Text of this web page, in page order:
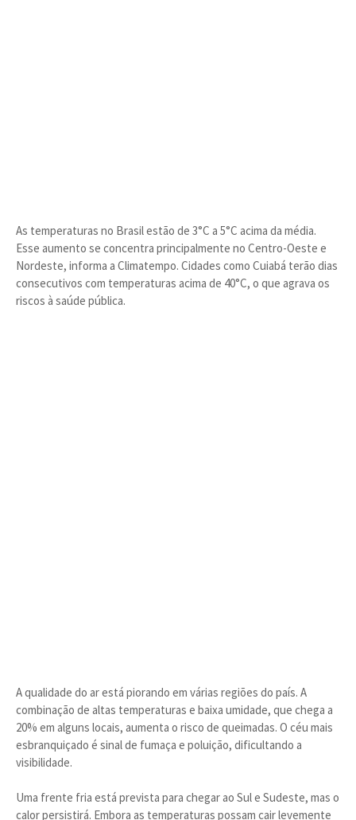
As temperaturas no Brasil estão de 3°C a 5°C acima da média.
Esse aumento se concentra principalmente no Centro-Oeste e
Nordeste, informa a Climatempo. Cidades como Cuiabá terão dias
consecutivos com temperaturas acima de 40°C, o que agrava os
riscos à saúde pública.
A qualidade do ar está piorando em várias regiões do país. A
combinação de altas temperaturas e baixa umidade, que chega a
20% em alguns locais, aumenta o risco de queimadas. O céu mais
esbranquiçado é sinal de fumaça e poluição, dificultando a
visibilidade.
Uma frente fria está prevista para chegar ao Sul e Sudeste, mas o
calor persistirá. Embora as temperaturas possam cair levemente